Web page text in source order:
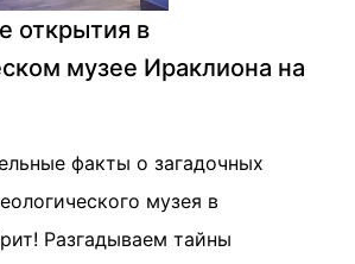
открытия в
музее Ираклиона на
факты о загадочных
музея в
Разгадываем тайны